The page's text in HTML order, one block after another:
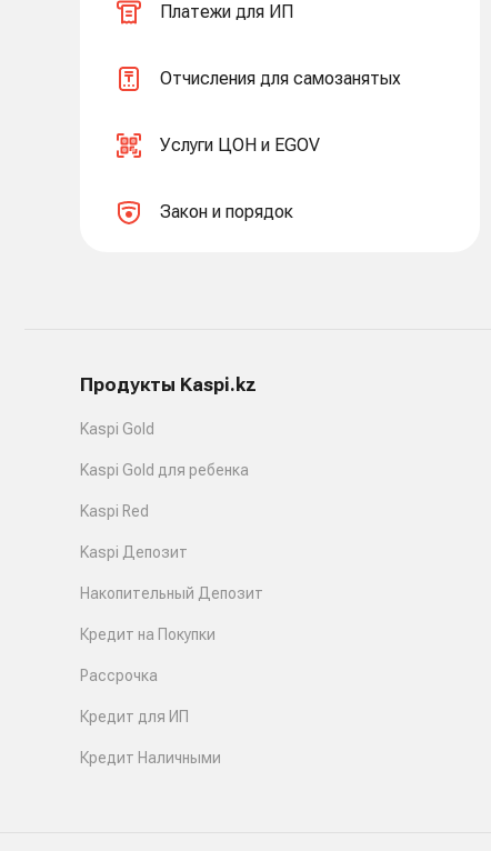
Платежи для ИП
Отчисления для самозанятых
Услуги ЦОН и EGOV
Закон и порядок
Продукты Kaspi.kz
Kaspi Gold
Kaspi Gold для ребенка
Kaspi Red
Kaspi Депозит
Накопительный Депозит
Кредит на Покупки
Рассрочка
Кредит для ИП
Кредит Наличными